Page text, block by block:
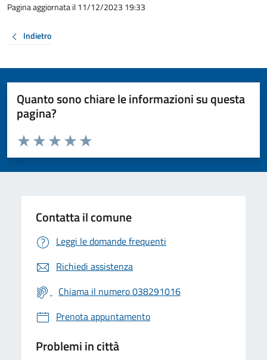
Pagina aggiornata il 11/12/2023 19:33
Indietro
Quanto sono chiare le informazioni su questa
pagina?
Valuta da 1 a 5 stelle la pagina
Valuta 5 stelle su 5
Valuta 4 stelle su 5
Valuta 3 stelle su 5
Valuta 2 stelle su 5
Valuta 1 stelle su 5
Contatta il comune
Leggi le domande frequenti
Richiedi assistenza
Chiama il numero 038291016
Prenota appuntamento
Problemi in città